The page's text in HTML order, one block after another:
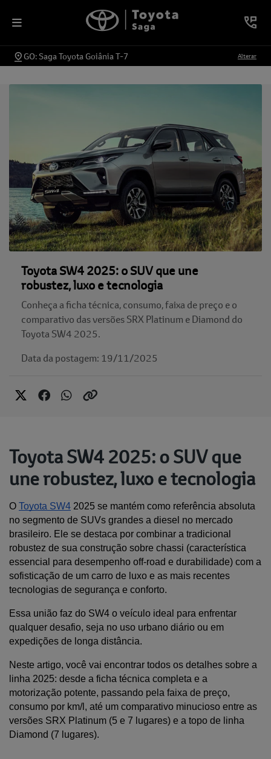
GO: Saga Toyota Goiânia T-7 Alterar
Toyota SW4 2025: o SUV que une
robustez, luxo e tecnologia
Conheça a ficha técnica, consumo, faixa de preço e o
comparativo das versões SRX Platinum e Diamond do
Toyota SW4 2025.
Data da postagem: 19/11/2025
Toyota SW4 2025: o SUV que
une robustez, luxo e tecnologia
O Toyota SW4 2025 se mantém como referência absoluta
no segmento de SUVs grandes a diesel no mercado
brasileiro. Ele se destaca por combinar a tradicional
robustez de sua construção sobre chassi (característica
essencial para desempenho off-road e durabilidade) com a
sofisticação de um carro de luxo e as mais recentes
tecnologias de segurança e conforto.
Essa união faz do SW4 o veículo ideal para enfrentar
qualquer desafio, seja no uso urbano diário ou em
expedições de longa distância.
Neste artigo, você vai encontrar todos os detalhes sobre a
linha 2025: desde a ficha técnica completa e a
motorização potente, passando pela faixa de preço,
consumo por km/l, até um comparativo minucioso entre as
versões SRX Platinum (5 e 7 lugares) e a topo de linha
Diamond (7 lugares).